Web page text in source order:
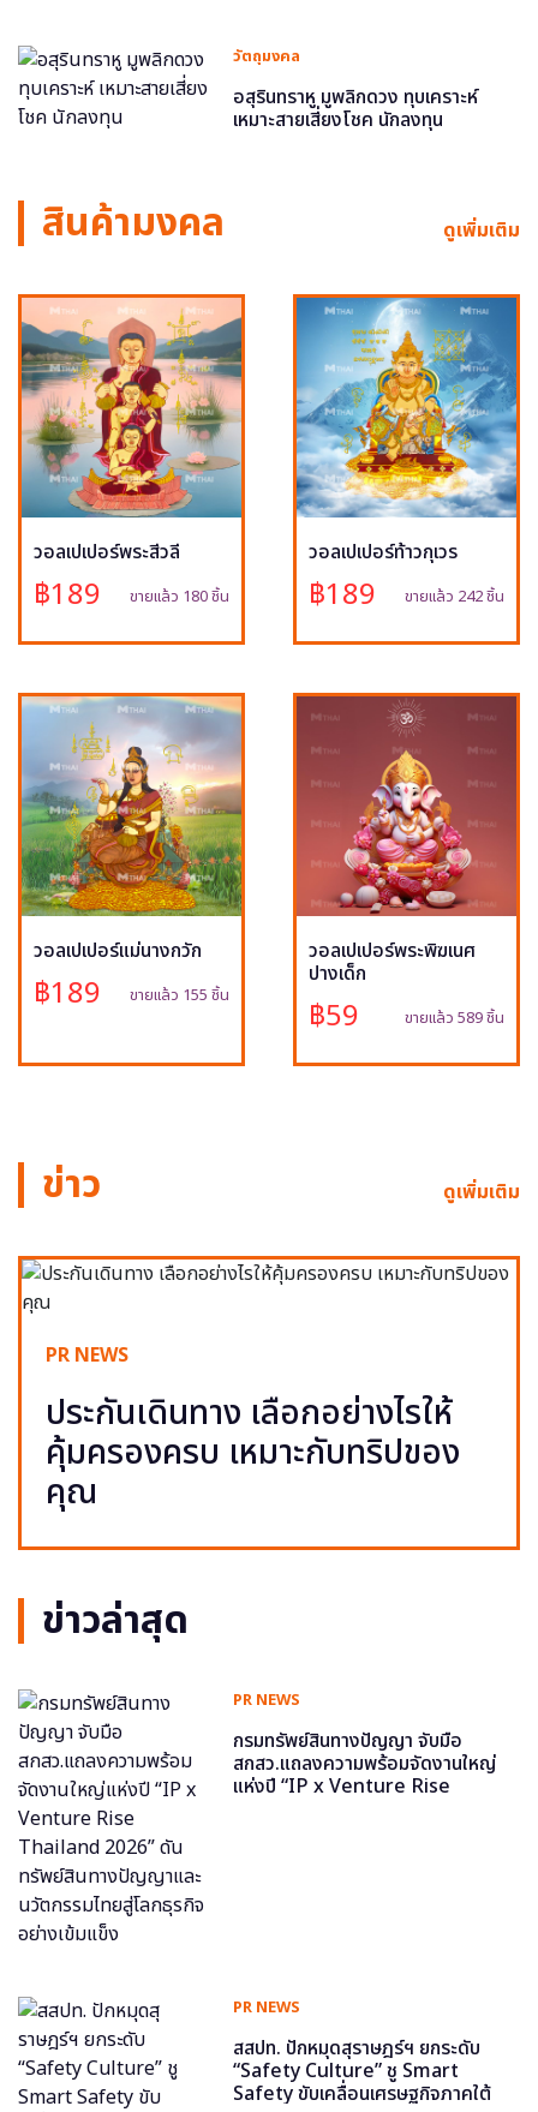
วัตถุมงคล
อสุรินทราหู มูพลิกดวง ทุบเคราะห์
เหมาะสายเสี่ยงโชค นักลงทุน
สินค้ามงคล ดูเพิ่มเติม
วอลเปเปอร์พระสีวลี
฿189 ขายแล้ว 180 ชิ้น
วอลเปเปอร์ท้าวกุเวร
฿189 ขายแล้ว 242 ชิ้น
วอลเปเปอร์แม่นางกวัก
฿189 ขายแล้ว 155 ชิ้น
วอลเปเปอร์พระพิฆเนศ
ปางเด็ก
฿59 ขายแล้ว 589 ชิ้น
ข่าว ดูเพิ่มเติม
PR NEWS
ประกันเดินทาง เลือกอย่างไรให้
คุ้มครองครบ เหมาะกับทริปของ
คุณ
ข่าวล่าสุด
PR NEWS
กรมทรัพย์สินทางปัญญา จับมือ
สกสว.แถลงความพร้อมจัดงานใหญ่
แห่งปี “IP x Venture Rise
PR NEWS
สสปท. ปักหมุดสุราษฎร์ฯ ยกระดับ
“Safety Culture” ชู Smart
Safety ขับเคลื่อนเศรษฐกิจภาคใต้